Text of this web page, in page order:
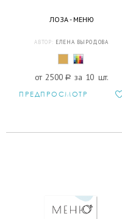
ЛОЗА - МЕНЮ
АВТОР: ЕЛЕНА ВЫРОДОВА
от 2500 a за 10 шт.
ПРЕДПРОСМОТР